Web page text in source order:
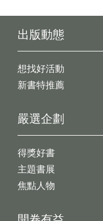
出版動態
想找好活動
新書特推薦
嚴選企劃
得獎好書
主題書展
焦點人物